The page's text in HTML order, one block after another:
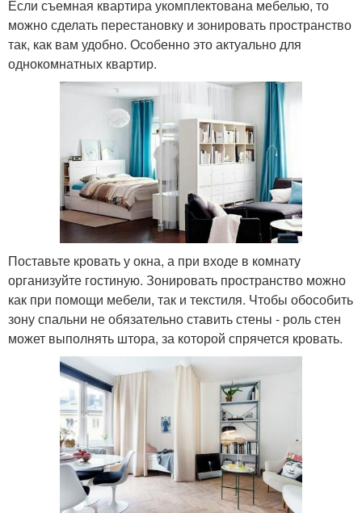
Если съемная квартира укомплектована мебелью, то
можно сделать перестановку и зонировать пространство
так, как вам удобно. Особенно это актуально для
однокомнатных квартир.
Поставьте кровать у окна, а при входе в комнату
организуйте гостиную. Зонировать пространство можно
как при помощи мебели, так и текстиля. Чтобы обособить
зону спальни не обязательно ставить стены - роль стен
может выполнять штора, за которой спрячется кровать.